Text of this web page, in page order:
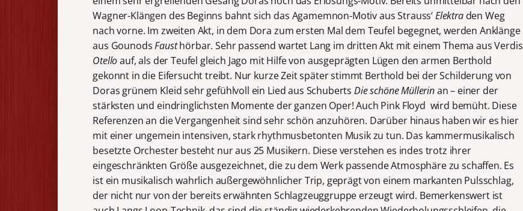
Wagner-Klängen des Beginns bahnt sich das Agamemnon-Motiv aus Strauss‘Elektra den Weg
nach vorne. Im zweiten Akt, in dem Dora zum ersten Mal dem Teufel begegnet, werden Anklänge
aus GounodsFausthörbar. Sehr passend wartet Lang im dritten Akt mit einem Thema aus Verdis
Otelloauf, als der Teufel gleich Jago mit Hilfe von ausgeprägten Lügen den armen Berthold
gekonnt in die Eifersucht treibt. Nur kurze Zeit später stimmt Berthold bei der Schilderung von
Doras grünem Kleid sehr gefühlvoll ein Lied aus Schuberts Die schöne Müllerinan – einer der
stärksten und eindringlichsten Momente der ganzen Oper! Auch Pink Floyd wird bemüht. Diese
Referenzen an die Vergangenheit sind sehr schön anzuhören. Darüber hinaus haben wir es hier
mit einer ungemein intensiven, stark rhythmusbetonten Musik zu tun. Das kammermusikalisch
besetzte Orchester besteht nur aus 25 Musikern. Diese verstehen es indes trotz ihrer
eingeschränkten Größe ausgezeichnet, die zu dem Werk passende Atmosphäre zu schaffen. Es
ist ein musikalisch wahrlich außergewöhnlicher Trip, geprägt von einem markanten Pulsschlag,
der nicht nur von der bereits erwähnten Schlagzeuggruppe erzeugt wird. Bemerkenswert ist